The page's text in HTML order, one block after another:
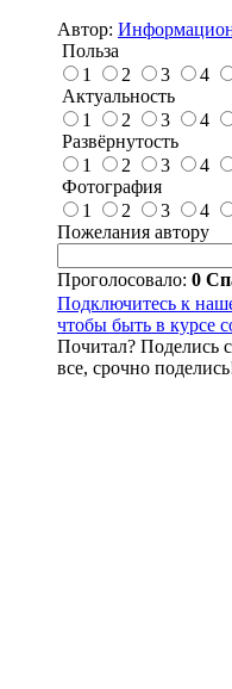
Автор:
Польза
1
2 3 4
Актуальность
1
2 3 4
Развёрнутость
1
2 3 4
Фотография
1
2 3 4
Пожелания автору
Проголосовало: 0
Подключитесь к
чтобы быть в курсе
Почитал? Поделись
все, срочно